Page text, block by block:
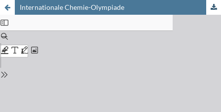
Internationale Chemie-Olympiade